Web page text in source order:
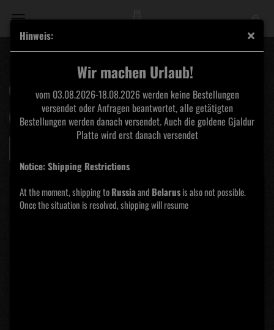
Hinweis:
Wir machen Urlaub!
vom 03.08.2026-18.08.2026 werden keine Bestellungen
versendet oder Anfragen beantwortet, alle getätigten
Bestellungen werden danach versendet. Auch die goldene Gjaldur
Platte wird erst danach versendet
Notice: Shipping Restrictions
At the moment, shipping toRussiaand Belarusis also not possible.
Once the situation is resolved, shipping will resume
Narbentage Produktionen
www.narbentage.de
Sortieren nach
Sortieren nach Alle Kategorien
pro Seite
16 pro Seite
pro Seite